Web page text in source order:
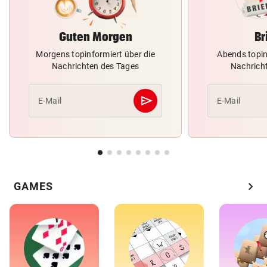
Guten Morgen
Morgens topinformiert über die
Nachrichten des Tages
E-Mail send
Abschicken
Abends
E-Mail
GAMES chevron_right